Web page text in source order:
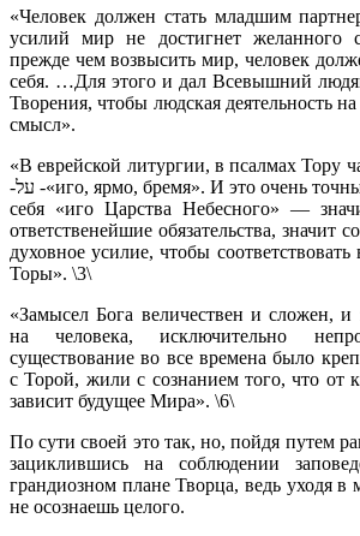
«Человек должен стать младшим
усилий мир не достигнет желанного
прежде чем возвысить мир, человек
себя. …Для этого и дал Всевышний
Творения, чтобы людская деятельность
смысл».
«В еврейской литургии, в псалмах Тору
-על -«иго, ярмо, бремя». И это очень точный образ. Принять на
себя «иго Царства Небесного» —
ответственейшие обязательства, значит
духовное усилие, чтобы
Торы». \3\
«Замысел Бога величествен и сложен, и
на человека, исключительно
существование во все времена было
с Торой, жили с сознанием того, что от
зависит будущее Мира». \6\
По сути своей это так, но, пойдя путем
зациклившись на соблюдении
грандиозном плане Творца, ведь уходя
не осознаешь целого.